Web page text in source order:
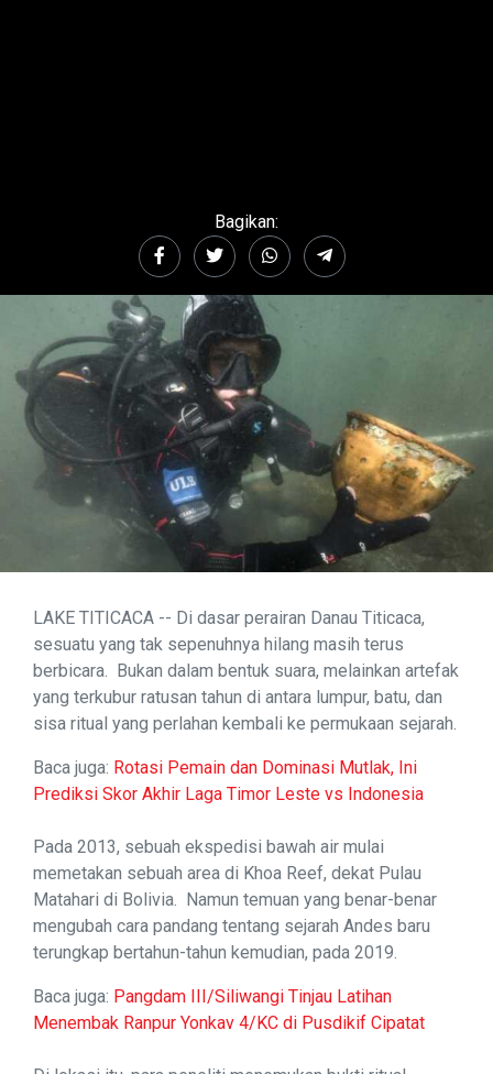
Bagikan:
LAKE TITICACA -- Di dasar perairan Danau Titicaca,
sesuatu yang tak sepenuhnya hilang masih terus
berbicara. Bukan dalam bentuk suara, melainkan artefak
yang terkubur ratusan tahun di antara lumpur, batu, dan
sisa ritual yang perlahan kembali ke permukaan sejarah.
Baca juga: Rotasi Pemain dan Dominasi Mutlak, Ini
Prediksi Skor Akhir Laga Timor Leste vs Indonesia
Pada 2013, sebuah ekspedisi bawah air mulai
memetakan sebuah area di Khoa Reef, dekat Pulau
Matahari di Bolivia. Namun temuan yang benar-benar
mengubah cara pandang tentang sejarah Andes baru
terungkap bertahun-tahun kemudian, pada 2019.
Baca juga: Pangdam III/Siliwangi Tinjau Latihan
Menembak Ranpur Yonkav 4/KC di Pusdikif Cipatat